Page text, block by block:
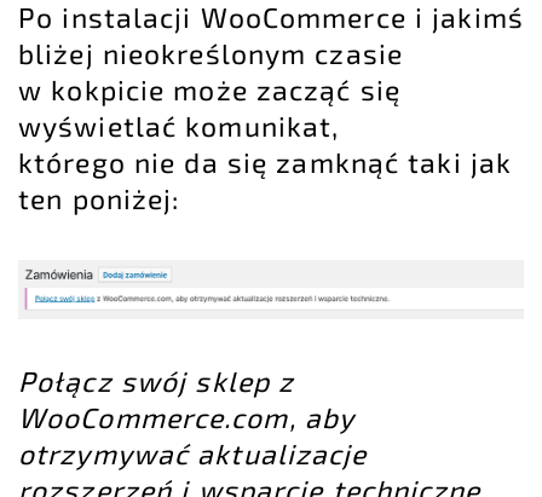
Po instalacji WooCommerce i jakimś
bliżej nieokreślonym czasie
w kokpicie może zacząć się
wyświetlać komunikat,
którego nie da się zamknąć taki jak
ten poniżej:
Połącz swój sklep z
WooCommerce.com, aby
otrzymywać aktualizacje
rozszerzeń i wsparcie techniczne.